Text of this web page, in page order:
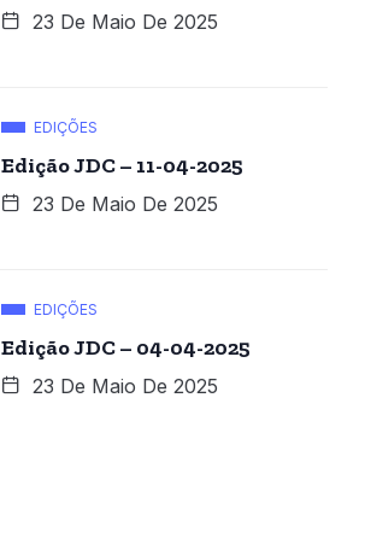
23 De Maio De 2025
EDIÇÕES
Edição JDC – 11-04-2025
23 De Maio De 2025
EDIÇÕES
Edição JDC – 04-04-2025
23 De Maio De 2025